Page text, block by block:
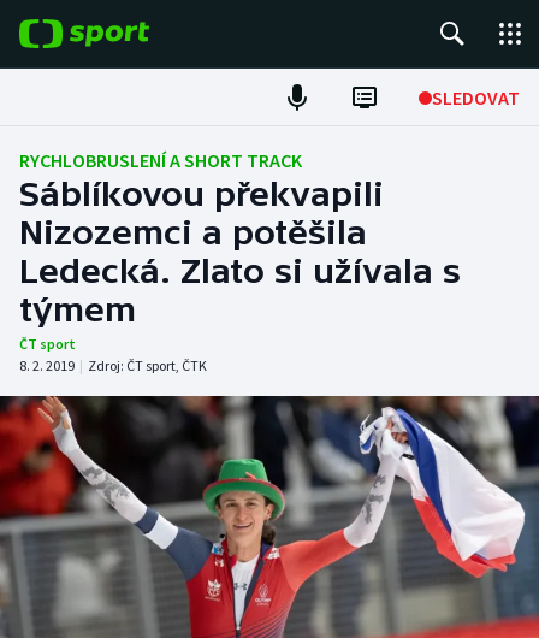
SLEDOVAT
Fotbal
Hokej
Tenis
Atletika
DALŠÍ SPORTY
Americký fotbal
Baseball a softbal
Basketbal
NEPŘEHLÉDNĚTE
Soutěže
Historické návraty
RYCHLOBRUSLENÍ A SHORT TRACK
Sáblíkovou překvapili
Nizozemci a potěšila
Ledecká. Zlato si užívala s
týmem
ČT sport
8. 2. 2019 | Zdroj: ČT sport, ČTK